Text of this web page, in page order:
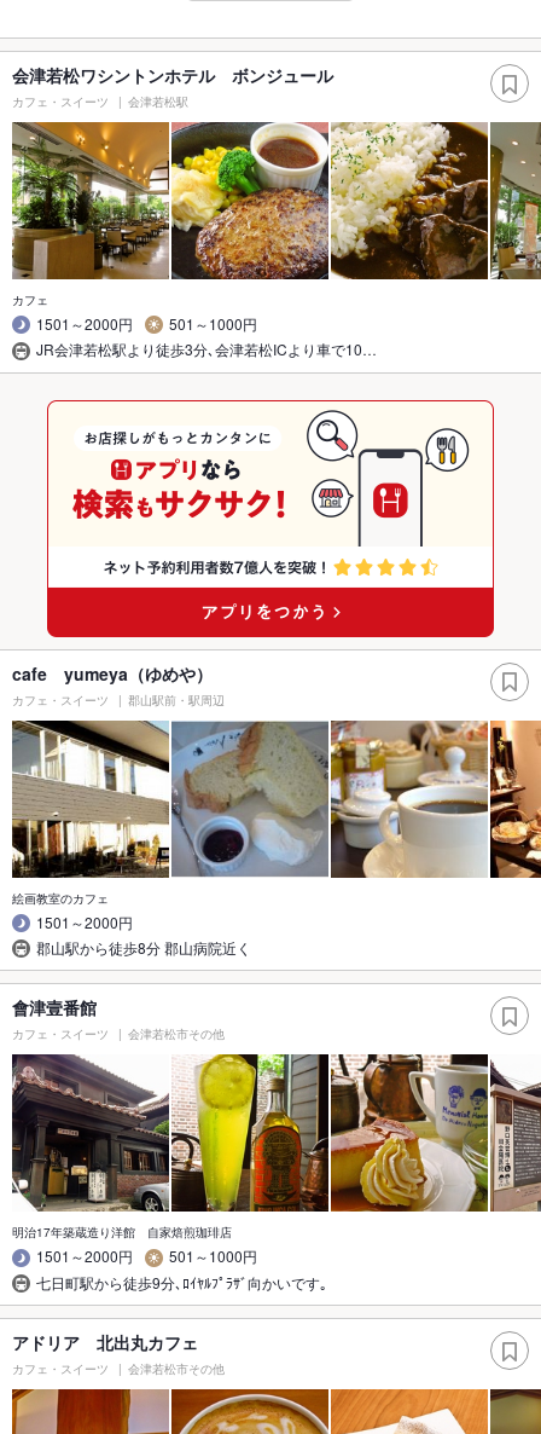
会津若松ワシントンホテル ボンジュール
カフェ・スイーツ 会津若松駅
カフェ
1501～2000円
501～1000円
JR会津若松駅より徒歩3分､会津若松ICより車で10…
cafe yumeya（ゆめや）
カフェ・スイーツ 郡山駅前・駅周辺
絵画教室のカフェ
1501～2000円
郡山駅から徒歩8分 郡山病院近く
會津壹番館
カフェ・スイーツ 会津若松市その他
明治17年築蔵造り洋館 自家焙煎珈琲店
1501～2000円
501～1000円
七日町駅から徒歩9分､ﾛｲﾔﾙﾌﾟﾗｻﾞ向かいです｡
アドリア 北出丸カフェ
カフェ・スイーツ 会津若松市その他